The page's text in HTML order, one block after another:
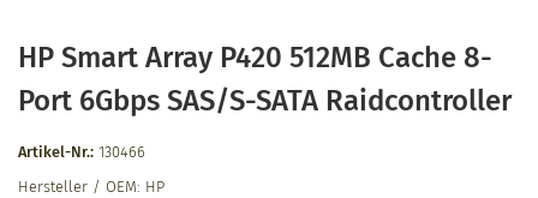
HP Smart Array P420 512MB Cache 8-
Port 6Gbps SAS/S-SATA Raidcontroller
Artikel-Nr.: 130466
Hersteller / OEM: HP